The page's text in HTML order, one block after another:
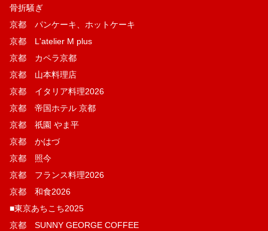
骨折騒ぎ
京都 パンケーキ、ホットケーキ
京都 L'atelier M plus
京都 カペラ京都
京都 山本料理店
京都 イタリア料理2026
京都 帝国ホテル 京都
京都 祇園 やま平
京都 かはづ
京都 照今
京都 フランス料理2026
京都 和食2026
■東京あちこち2025
京都 SUNNY GEORGE COFFEE